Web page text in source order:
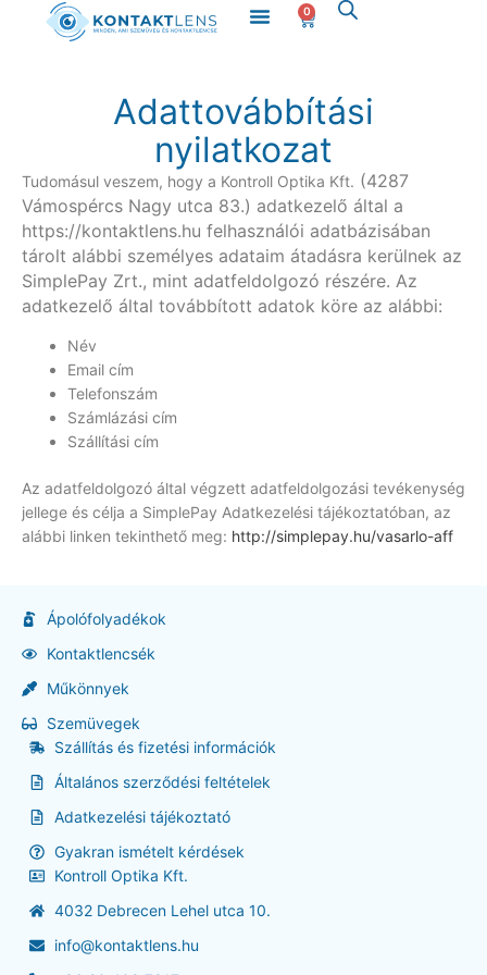
Menü
0
Kosár
Adattovábbítási
nyilatkozat
Tudomásul veszem, hogy a Kontroll Optika Kft. (4287
Vámospércs Nagy utca 83.) adatkezelő által a
https://kontaktlens.hu felhasználói adatbázisában
tárolt alábbi személyes adataim átadásra kerülnek az
SimplePay Zrt., mint adatfeldolgozó részére. Az
adatkezelő által továbbított adatok köre az alábbi:
Név
Email cím
Telefonszám
Számlázási cím
Szállítási cím
Az adatfeldolgozó által végzett adatfeldolgozási tevékenység
jellege és célja a SimplePay Adatkezelési tájékoztatóban, az
alábbi linken tekinthető meg: http://simplepay.hu/vasarlo-aff
Ápolófolyadékok
Kontaktlencsék
Műkönnyek
Szemüvegek
Szállítás és fizetési információk
Általános szerződési feltételek
Adatkezelési tájékoztató
Gyakran ismételt kérdések
Kontroll Optika Kft.
4032 Debrecen Lehel utca 10.
info@kontaktlens.hu